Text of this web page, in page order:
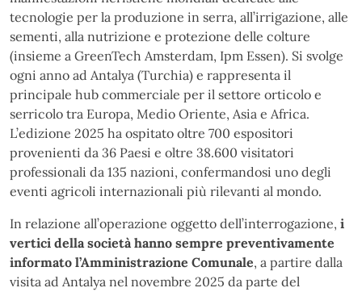
tecnologie per la produzione in serra, all’irrigazione, alle
sementi, alla nutrizione e protezione delle colture
(insieme a GreenTech Amsterdam, Ipm Essen). Si svolge
ogni anno ad Antalya (Turchia) e rappresenta il
principale hub commerciale per il settore orticolo e
serricolo tra Europa, Medio Oriente, Asia e Africa.
L’edizione 2025 ha ospitato oltre 700 espositori
provenienti da 36 Paesi e oltre 38.600 visitatori
professionali da 135 nazioni, confermandosi uno degli
eventi agricoli internazionali più rilevanti al mondo.
In relazione all’operazione oggetto dell’interrogazione, i
vertici della società hanno sempre preventivamente
informato l’Amministrazione Comunale, a partire dalla
visita ad Antalya nel novembre 2025 da parte del